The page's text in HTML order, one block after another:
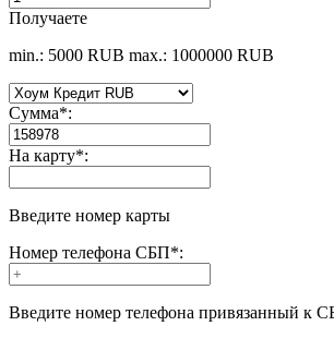
Получаете
min.: 5000 RUB max.: 1000000 RUB
Сумма*:
На карту*:
Введите номер карты
Номер телефона СБП*:
Введите номер телефона привязанный к